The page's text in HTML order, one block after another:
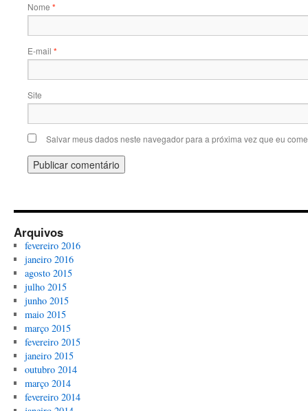
Nome *
E-mail *
Site
Salvar meus dados neste navegador para a próxima vez que eu
Arquivos
fevereiro 2016
janeiro 2016
agosto 2015
julho 2015
junho 2015
maio 2015
março 2015
fevereiro 2015
janeiro 2015
outubro 2014
março 2014
fevereiro 2014